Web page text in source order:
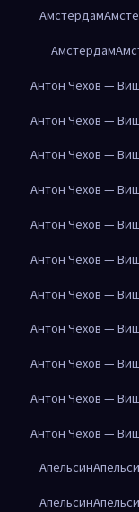
Амстердам
Амстердам
Антон Чехов —
Антон Чехов —
Антон Чехов —
Антон Чехов —
Антон Чехов —
Антон Чехов —
Антон Чехов —
Антон Чехов —
Антон Чехов —
Антон Чехов —
Антон Чехов —
Апельсин
Апельсин